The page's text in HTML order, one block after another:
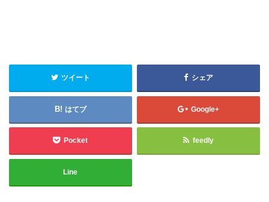
ツイート シェア
はてブ Google+
Pocket feedly
Line